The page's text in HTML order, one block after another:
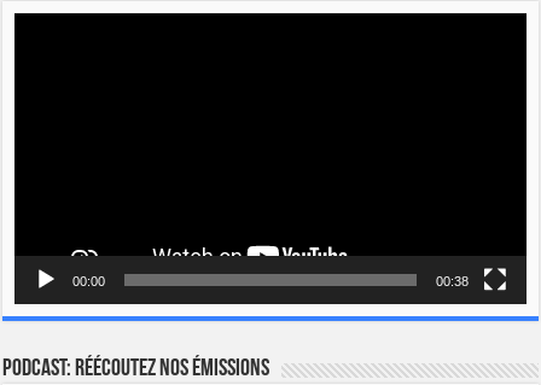
00:00 00:38
Podcast: Réécoutez nos émissions